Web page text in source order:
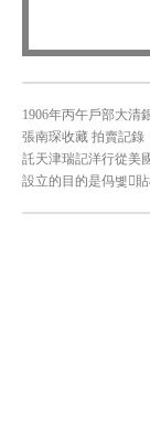
1906年丙午戶部大清
張南琛收藏 拍賣記錄
託天津瑞記洋行從美
設立的目的是㐷볯